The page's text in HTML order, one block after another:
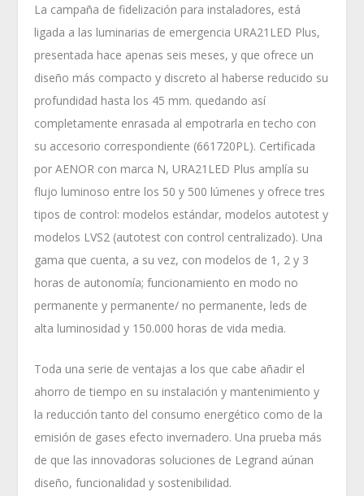
La campaña de fidelización para instaladores, está
ligada a las luminarias de emergencia URA21LED Plus,
presentada hace apenas seis meses, y que ofrece un
diseño más compacto y discreto al haberse reducido su
profundidad hasta los 45 mm. quedando así
completamente enrasada al empotrarla en techo con
su accesorio correspondiente (661720PL). Certificada
por AENOR con marca N, URA21LED Plus amplía su
flujo luminoso entre los 50 y 500 lúmenes y ofrece tres
tipos de control: modelos estándar, modelos autotest y
modelos LVS2 (autotest con control centralizado). Una
gama que cuenta, a su vez, con modelos de 1, 2 y 3
horas de autonomía; funcionamiento en modo no
permanente y permanente/ no permanente, leds de
alta luminosidad y 150.000 horas de vida media.
Toda una serie de ventajas a los que cabe añadir el
ahorro de tiempo en su instalación y mantenimiento y
la reducción tanto del consumo energético como de la
emisión de gases efecto invernadero. Una prueba más
de que las innovadoras soluciones de Legrand aúnan
diseño, funcionalidad y sostenibilidad.